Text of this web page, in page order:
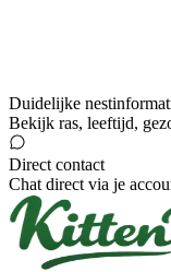
Duidelijke
Bekijk ras, leeftijd,
Direct contact
Chat direct via je